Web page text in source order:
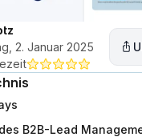
2. Januar 2025
B2B-Lead